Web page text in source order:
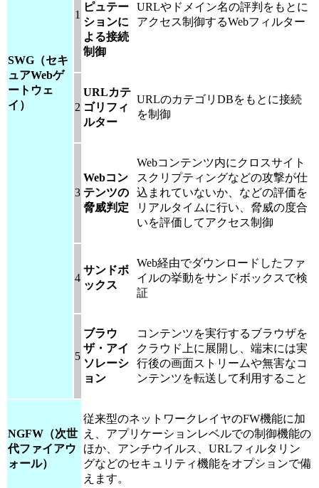
SWG（セキ
ュアWebゲ
ートウェ
イ）
1
ピュテー
ションに
よる接続
制御
URLやドメイン名の評判をもとに
アクセス制御するWebフィルター
2
URLカテ
ゴリフィ
ルター
URLのカテゴリDBをもとに接続
を制御
3
Webコン
テンツの
脅威判定
Webコンテンツ内にクロスサイト
スクリプティングなどの攻撃が仕
込まれていないか、などの評価を
リアルタイムに行い、脅威の度合
いを評価してアクセス制御
4
サンドボ
ックス
Web経由でダウンロードしたファ
イルの挙動をサンドボックスで検
証
5
ブラウ
ザ・アイ
ソレーシ
ョン
コンテンツを実行するブラウザを
クラウド上に展開し、端末には実
行後の画面ストリームや無害なコ
ンテンツを転送して利用すること
NGFW（次世
代ファイアウ
ォール）
従来型のネットワークレイヤのFW機能に加
え、アプリケーションレベルでの制御機能の
ほか、アンチウイルス、URLフィルタリン
グなどのセキュリティ機能をオプションで備
えます。